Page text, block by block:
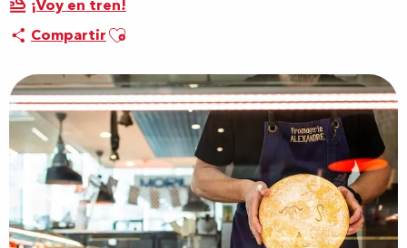
¡Voy en tren!
CompartirAjouter aux favoris